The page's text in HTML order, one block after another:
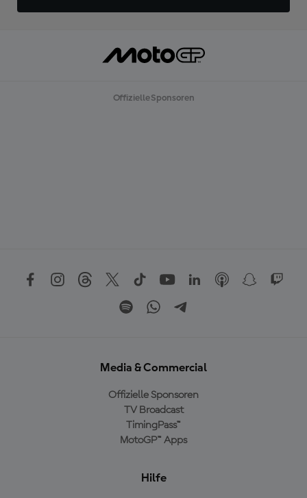
Offizielle Sponsoren
Media & Commercial
Offizielle Sponsoren
TV Broadcast
TimingPass™
MotoGP™ Apps
Hilfe